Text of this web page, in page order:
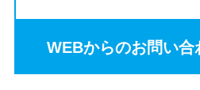
WEBからのお問い合